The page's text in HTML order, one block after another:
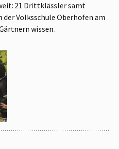
21 Drittklässler samt
Volksschule Oberhofen am
wissen.